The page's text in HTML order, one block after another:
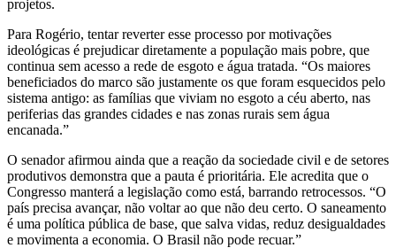
projetos.
Para Rogério, tentar reverter esse processo por motivações
ideológicas é prejudicar diretamente a população mais pobre, que
continua sem acesso a rede de esgoto e água tratada. “Os maiores
beneficiados do marco são justamente os que foram esquecidos pelo
sistema antigo: as famílias que viviam no esgoto a céu aberto, nas
periferias das grandes cidades e nas zonas rurais sem água
encanada.”
O senador afirmou ainda que a reação da sociedade civil e de setores
produtivos demonstra que a pauta é prioritária. Ele acredita que o
Congresso manterá a legislação como está, barrando retrocessos. “O
país precisa avançar, não voltar ao que não deu certo. O saneamento
é uma política pública de base, que salva vidas, reduz desigualdades
e movimenta a economia. O Brasil não pode recuar.”